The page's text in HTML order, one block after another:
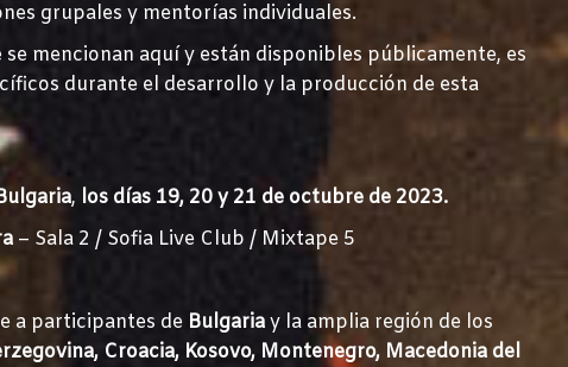
grupales y mentorías individuales.
mencionan aquí y están disponibles públicamente, es
durante el desarrollo y la producción de esta
, los días 19, 20 y 21 de octubre de 2023.
– Sala 2 / Sofia Live Club / Mixtape 5
a participantes de Bulgariay la amplia región de los
Croacia, Kosovo, Montenegro, Macedonia del